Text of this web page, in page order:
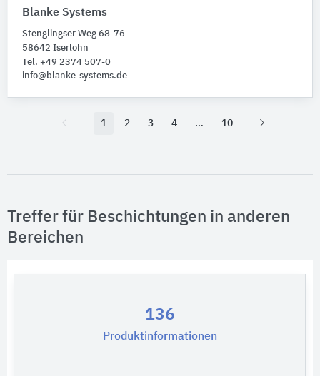
Blanke Systems
Stenglingser Weg 68-76
58642 Iserlohn
Tel. +49 2374 507-0
info@blanke-systems.de
1 2 3 4 10
Treffer für Beschichtungen in anderen
Bereichen
136
Produktinformationen